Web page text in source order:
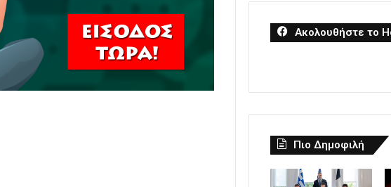
Ακολουθήστε το
Πιο Δημοφιλή